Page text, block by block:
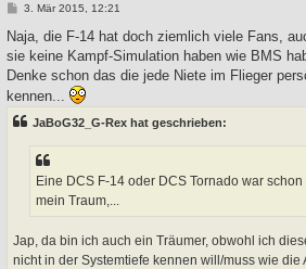
B
i
r
a
3. Mär 2015, 12:21
Naja, die F-14 hat doch ziemlich viele Fans,
sie keine Kampf-Simulation haben wie BMS
Denke schon das die jede Niete im Flieger
kennen...
JaBoG32_G-Rex hat geschrieben:
Eine DCS F-14 oder DCS Tornado war schon
mein Traum,...
Jap, da bin ich auch ein Träumer, obwohl ich
nicht in der Systemtiefe kennen will/muss wie die